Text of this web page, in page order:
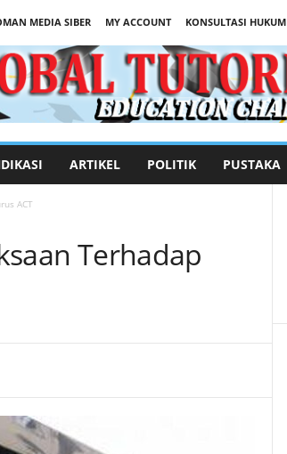
MEDIA SIBER MY ACCOUNT KONSULTASI HUKUM
ARTIKEL POLITIK PUSTAKA
ACT
Terhadap